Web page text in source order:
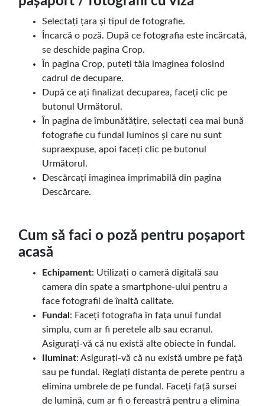
Selectați țara și tipul de fotografie.
Încarcă o poză. După ce fotografia este încărcată,
se deschide pagina Crop.
În pagina Crop, puteți tăia imaginea folosind
cadrul de decupare.
După ce ați finalizat decuparea, faceți clic pe
butonul Următorul.
În pagina de îmbunătățire, selectați cea mai bună
fotografie cu fundal luminos și care nu sunt
supraexpuse, apoi faceți clic pe butonul
Următorul.
Descărcați imaginea imprimabilă din pagina
Descărcare.
Cum să faci o poză pentru poșaport
acasă
Echipament: Utilizați o cameră digitală sau
camera din spate a smartphone-ului pentru a
face fotografii de înaltă calitate.
Fundal : Faceți fotografia în fața unui fundal
simplu, cum ar fi peretele alb sau ecranul.
Asigurați-vă că nu există alte obiecte în fundal.
Iluminat: Asigurați-vă că nu există umbre pe față
sau pe fundal. Reglați distanța de perete pentru a
elimina umbrele de pe fundal. Faceți față sursei
de lumină, cum ar fi o fereastră pentru a elimina